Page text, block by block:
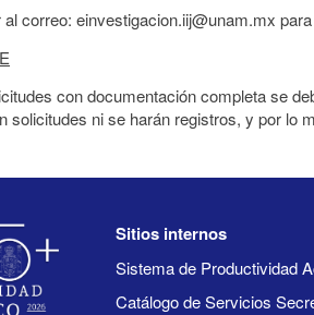
correo: einvestigacion.iij@unam.mx
con documentación completa se
solicitudes ni se harán registros, y por lo
Sitios internos
Sistema de Productividad
Catálogo de Servicios